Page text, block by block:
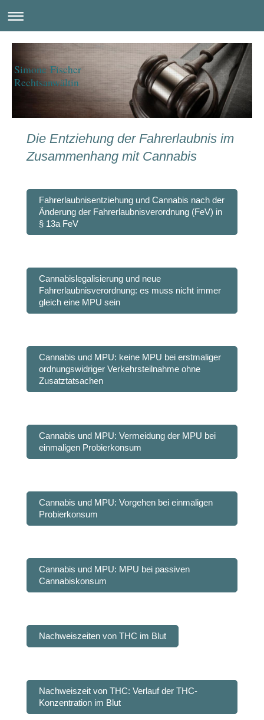
Simone Fischer
Rechtsanwältin
Die Entziehung der Fahrerlaubnis im
Zusammenhang mit Cannabis
Fahrerlaubnisentziehung und Cannabis nach der
Änderung der Fahrerlaubnisverordnung (FeV) in
§ 13a FeV
Cannabislegalisierung und neue
Fahrerlaubnisverordnung: es muss nicht immer
gleich eine MPU sein
Cannabis und MPU: keine MPU bei erstmaliger
ordnungswidriger Verkehrsteilnahme ohne
Zusatztatsachen
Cannabis und MPU: Vermeidung der MPU bei
einmaligen Probierkonsum
Cannabis und MPU: Vorgehen bei einmaligen
Probierkonsum
Cannabis und MPU: MPU bei passiven
Cannabiskonsum
Nachweiszeiten von THC im Blut
Nachweiszeit von THC: Verlauf der THC-
Konzentration im Blut